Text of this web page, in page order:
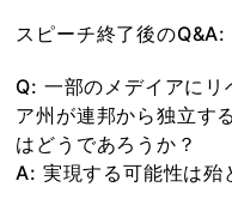
スピーチ終了後のQ&A:
Q: 一部のメデイアに
ア州が連邦から独立す
はどうであろうか？
A: 実現する可能性は殆